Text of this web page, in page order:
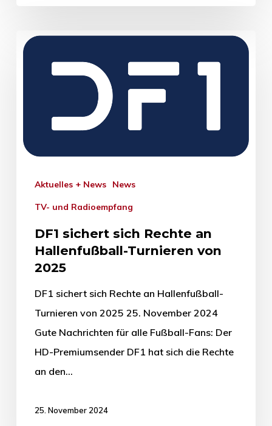
Aktuelles + News News
TV- und Radioempfang
DF1 sichert sich Rechte an
Hallenfußball-Turnieren von
2025
DF1 sichert sich Rechte an Hallenfußball-
Turnieren von 2025 25. November 2024
Gute Nachrichten für alle Fußball-Fans: Der
HD-Premiumsender DF1 hat sich die Rechte
an den…
25. November 2024